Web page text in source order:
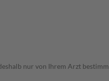
nur von Ihrem Arzt